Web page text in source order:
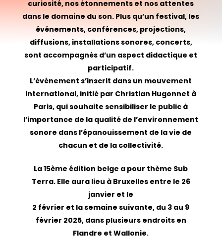
curiosité, nos étonnements et nos attentes
dans le domaine du son. Plus qu’un festival, les
événements, conférences, projections,
diffusions, installations sonores, concerts,
sont accompagnés d’un aspect didactique et
participatif.
L’événement s’inscrit dans un mouvement
international, initié par Christian Hugonnet à
Paris, qui souhaite sensibiliser le public à
l’importance de la qualité de l’environnement
sonore dans l’épanouissement de la vie de
chacun et de la collectivité.
La 15ème édition belge a pour thème Sub
Terra. Elle aura lieu à Bruxelles entre le 26
janvier et le
2 février et la semaine suivante, du 3 au 9
février 2025, dans plusieurs endroits en
Flandre et Wallonie.